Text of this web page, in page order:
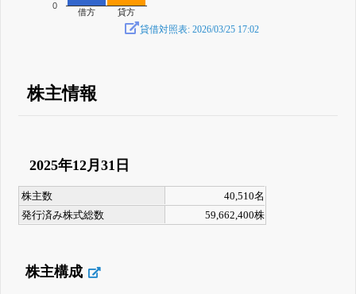
借方 貸方
0
貸借対照表: 2026/03/25 17:02
株主情報
2025年12月31日
株主数
40,510名
発行済み株式総数
59,662,400株
株主構成